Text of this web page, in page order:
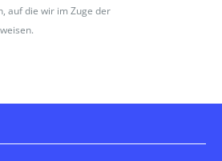
auf die wir im Zuge der